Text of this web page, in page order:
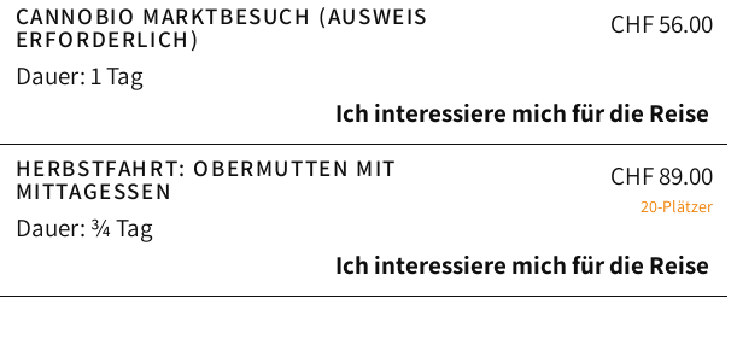
CANNOBIO MARKTBESUCH (AUSWEIS
ERFORDERLICH)
Dauer: 1 Tag
CHF 56.00
Ich interessiere mich für die Reise
HERBSTFAHRT: OBERMUTTEN MIT
MITTAGESSEN
Dauer: ¾ Tag
CHF 89.00
20-Plätzer
Ich interessiere mich für die Reise